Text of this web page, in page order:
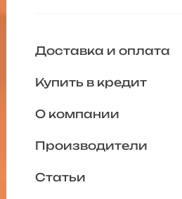
Доставка и оплата
Купить в кредит
О компании
Производители
Статьи